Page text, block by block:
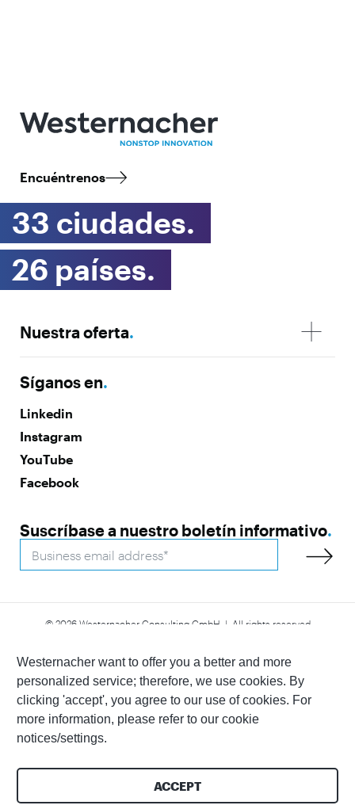
Westernacher want to offer you a better and more
personalized service; therefore, we use cookies. By
clicking 'accept', you agree to our use of cookies. For
more information, please refer to our cookie
notices/settings.
ACCEPT
Encuéntrenos
33 ciudades.
26 países.
Nuestra oferta.
Síganos en.
Linkedin
Instagram
YouTube
Facebook
Suscríbase a nuestro boletín informativo.
© 2026 Westernacher Consulting GmbH | All rights reserved
Whistleblower